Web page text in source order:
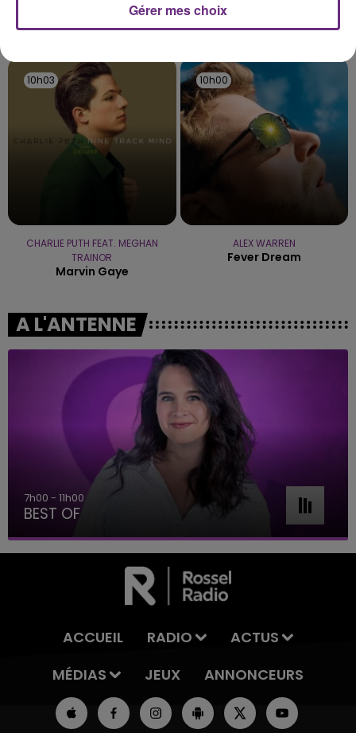
fermer ses portes.
TITRES DIFFUSÉS
10h03
10h03
CHARLIE PUTH FEAT. MEGHAN
TRAINOR
Marvin Gaye
10h00
10h00
ALEX WARREN
Fever Dream
A L'ANTENNE
7h00 - 11h00
BEST OF
ACCUEIL RADIO
ACTUS
MÉDIAS
JEUX ANNONCEURS
Gérer mes choix